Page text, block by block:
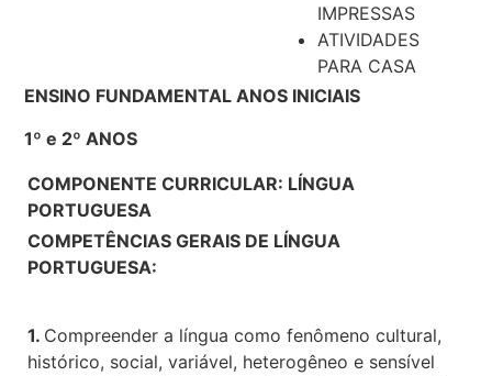
IMPRESSAS
ATIVIDADES
PARA CASA
ENSINO FUNDAMENTAL ANOS INICIAIS
1º e 2º ANOS
COMPONENTE CURRICULAR: LÍNGUA
PORTUGUESA
COMPETÊNCIAS GERAIS DE LÍNGUA
PORTUGUESA:
1. Compreender a língua como fenômeno cultural,
histórico, social, variável, heterogêneo e sensível